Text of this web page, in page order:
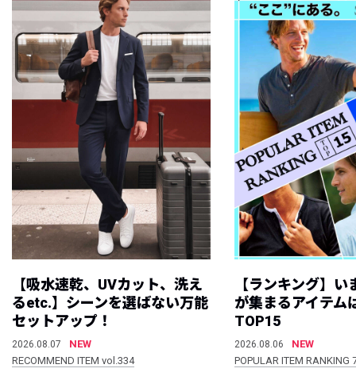
【吸水速乾、UVカット、洗え
るetc.】シーンを選ばない万能
セットアップ！
2026.08.07
NEW
RECOMMEND ITEM vol.334
【ランキング】
が集まるアイテム
TOP15
2026.08.06
NEW
POPULAR ITEM